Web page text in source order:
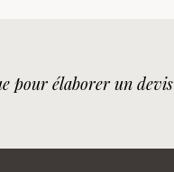
pour élaborer un devis